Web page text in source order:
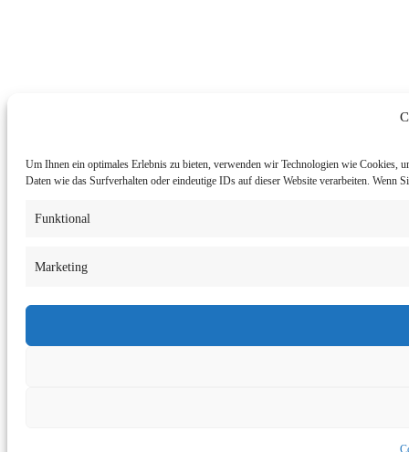
Um Ihnen ein optimales Erlebnis zu bieten, verwenden wir Technologien wie Cookies,
Daten wie das Surfverhalten oder eindeutige IDs auf dieser Website verarbeiten.
Funktional
Marketing